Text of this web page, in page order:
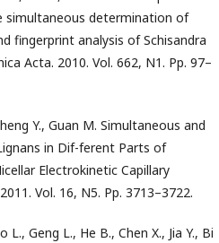
simultaneous determination of
fingerprint analysis of Schisandra
Acta. 2010. Vol. 662, N1. Pp. 97–
Y., Guan M. Simultaneous and
in Dif-ferent Parts of
Electrokinetic Capillary
Vol. 16, N5. Pp. 3713–3722.
L., Geng L., He B., Chen X., Jia Y., Bi